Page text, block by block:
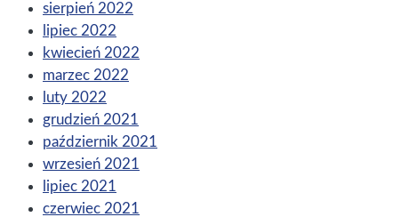
sierpień 2022
lipiec 2022
kwiecień 2022
marzec 2022
luty 2022
grudzień 2021
październik 2021
wrzesień 2021
lipiec 2021
czerwiec 2021